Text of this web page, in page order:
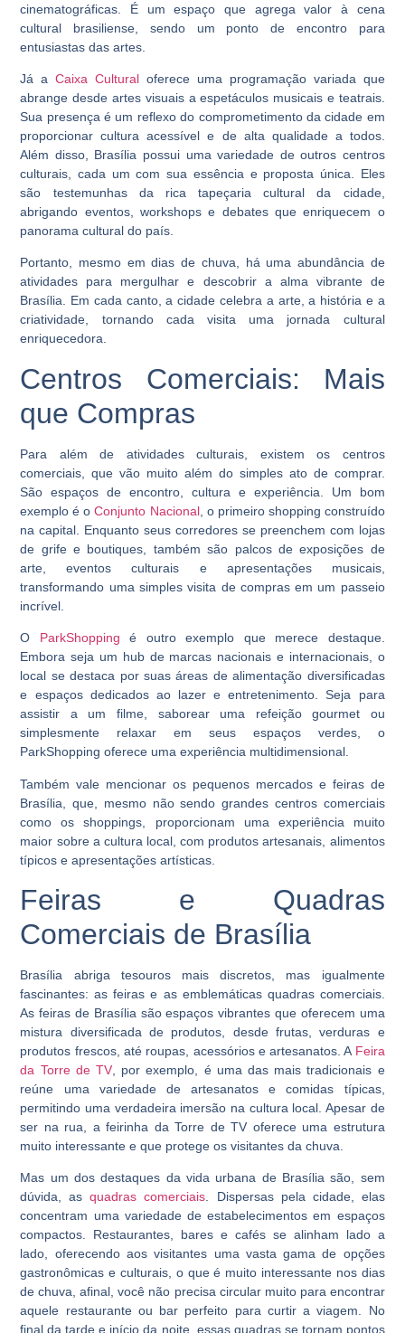
cinematográficas. É um espaço que agrega valor à cena
cultural brasiliense, sendo um ponto de encontro para
entusiastas das artes.
Já aCaixa Cultural oferece uma programação variada que
abrange desde artes visuais a espetáculos musicais e teatrais.
Sua presença é um reflexo do comprometimento da cidade em
proporcionar cultura acessível e de alta qualidade a todos.
Além disso, Brasília possui uma variedade de outros centros
culturais, cada um com sua essência e proposta única. Eles
são testemunhas da rica tapeçaria cultural da cidade,
abrigando eventos, workshops e debates que enriquecem o
panorama cultural do país.
Portanto, mesmo em dias de chuva, há uma abundância de
atividades para mergulhar e descobrir a alma vibrante de
Brasília. Em cada canto, a cidade celebra a arte, a história e a
criatividade, tornando cada visita uma jornada cultural
enriquecedora.
Centros Comerciais: Mais
que Compras
Para além de atividades culturais, existem os centros
comerciais, que vão muito além do simples ato de comprar.
São espaços de encontro, cultura e experiência. Um bom
exemplo é oConjunto Nacional, o primeiro shopping construído
na capital. Enquanto seus corredores se preenchem com lojas
de grife e boutiques, também são palcos de exposições de
arte, eventos culturais e apresentações musicais,
transformando uma simples visita de compras em um passeio
incrível.
O ParkShopping é outro exemplo que merece destaque.
Embora seja um hub de marcas nacionais e internacionais, o
local se destaca por suas áreas de alimentação diversificadas
e espaços dedicados ao lazer e entretenimento. Seja para
assistir a um filme, saborear uma refeição gourmet ou
simplesmente relaxar em seus espaços verdes, o
ParkShopping oferece uma experiência multidimensional.
Também vale mencionar os pequenos mercados e feiras de
Brasília, que, mesmo não sendo grandes centros comerciais
como os shoppings, proporcionam uma experiência muito
maior sobre a cultura local, com produtos artesanais, alimentos
típicos e apresentações artísticas.
Feiras e Quadras
Comerciais de Brasília
Brasília abriga tesouros mais discretos, mas igualmente
fascinantes: as feiras e as emblemáticas quadras comerciais.
As feiras de Brasília são espaços vibrantes que oferecem uma
mistura diversificada de produtos, desde frutas, verduras e
produtos frescos, até roupas, acessórios e artesanatos. A Feira
da Torre de TV , por exemplo, é uma das mais tradicionais e
reúne uma variedade de artesanatos e comidas típicas,
permitindo uma verdadeira imersão na cultura local. Apesar de
ser na rua, a feirinha da Torre de TV oferece uma estrutura
muito interessante e que protege os visitantes da chuva.
Mas um dos destaques da vida urbana de Brasília são, sem
dúvida, asquadras comerciais. Dispersas pela cidade, elas
concentram uma variedade de estabelecimentos em espaços
compactos. Restaurantes, bares e cafés se alinham lado a
lado, oferecendo aos visitantes uma vasta gama de opções
gastronômicas e culturais, o que é muito interessante nos dias
de chuva, afinal, você não precisa circular muito para encontrar
aquele restaurante ou bar perfeito para curtir a viagem. No
final da tarde e início da noite, essas quadras se tornam pontos